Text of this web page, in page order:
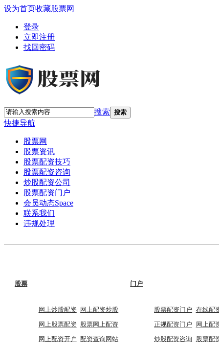
设为首页收藏股票网
登录
立即注册
找回密码
搜索 搜索
快捷导航
股票网
股票资讯
股票配资技巧
股票配资咨询
炒股配资公司
股票配资门户
会员动态Space
联系我们
违规处理
股票
网上炒股配资
网上配资炒股
网上股票配资
股票网上配资
网上配资开户 配资查询网站
门户
股票配资门户 在线配
正规配资门户
网上配
炒股配资咨询
股票配